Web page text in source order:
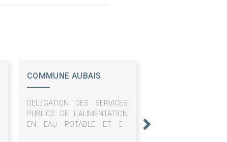
COMMUNE AUBAIS
DELEGATION DES SERVICES
PUBLICS DE L'ALIMENTATION
EN EAU POTABLE ET DE